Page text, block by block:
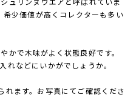
ュリンヌウエアと呼ばれていま
少価値が高くコレクターも多い
かで木味がよく状態良好です。
れなどにいかがでしょうか。
ます。お写真にてご確認くださ